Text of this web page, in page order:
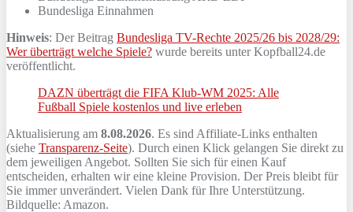
Bundesliga Einnahmen
Hinweis: Der Beitrag Bundesliga TV-Rechte 2025/26 bis 2028/29:
Wer überträgt welche Spiele? wurde bereits unter Kopfball24.de
veröffentlicht.
DAZN überträgt die FIFA Klub-WM 2025: Alle
Fußball Spiele kostenlos und live erleben
Aktualisierung am 8.08.2026. Es sind Affiliate-Links enthalten
(siehe Transparenz-Seite). Durch einen Klick gelangen Sie direkt zu
dem jeweiligen Angebot. Sollten Sie sich für einen Kauf
entscheiden, erhalten wir eine kleine Provision. Der Preis bleibt für
Sie immer unverändert. Vielen Dank für Ihre Unterstützung.
Bildquelle: Amazon.